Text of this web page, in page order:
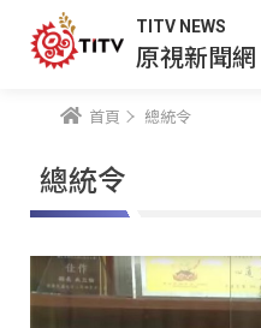
TITV NEWS
原視新聞網
首頁 總統令
總統令